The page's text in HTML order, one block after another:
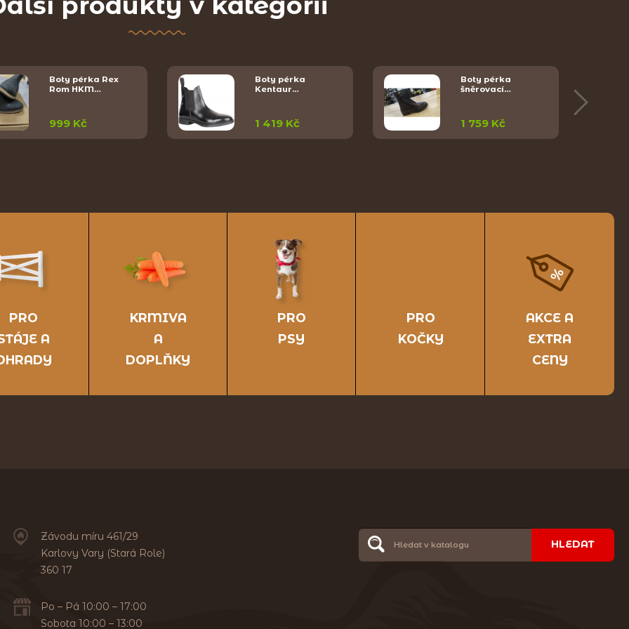
Boty pérka Rex
Rom HKM…
999 Kč
Boty pérka
Kentaur…
1 419 Kč
Boty pérka
šněrovací…
1 759 Kč
PRO
A
KRMIVA
A
DOPLŇKY
PRO
PSY
PRO
KOČKY
AKCE A
EXTRA
CENY
Závodu míru 461/29
Karlovy Vary (Stará Role)
360 17
Po – Pá 10:00 – 17:00
Sobota 10:00 – 13:00
HLEDAT